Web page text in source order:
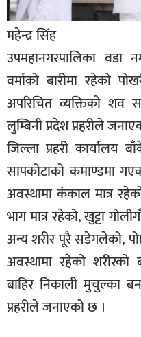
खेलकुद
बिश्व
अचम्म
दुनिया
बिचार
कुराकानी
जीवनशैली
साहित्य
सूचना-
प्रवधि
महेन्द्र
उपमहानगरपालिका वडा
वर्माको बारीमा रहेको
अपरिचित व्यक्तिको शव
लुम्बिनी प्रदेश प्रहरीले
जिल्ला प्रहरी कार्यालय
सापकोटाको कमाण्डमा
अवस्थामा कंकाल मात्र
भाग मात्र रहेको, खुट्टा
अन्य शरीर पूरै सडेगलेको,
अवस्थामा रहेको शरीरको
बाहिर निकाली मुचुल्का
प्रहरीले जनाएको छ ।